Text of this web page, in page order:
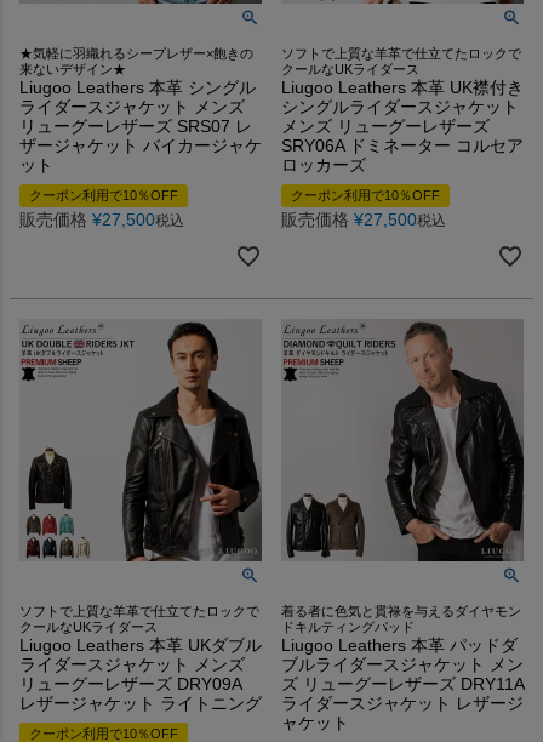
★気軽に羽織れるシープレザー×飽きの
来ないデザイン★
Liugoo Leathers 本革 シングル
ライダースジャケット メンズ
リューグーレザーズ SRS07 レ
ザージャケット バイカージャケ
ット
クーポン利用で10％OFF
販売価格 ¥27,500税込
ソフトで上質な羊革で仕立てたロックで
クールなUKライダース
Liugoo Leathers 本革 UK襟付き
シングルライダースジャケット
メンズ リューグーレザーズ
SRY06A ドミネーター コルセア
ロッカーズ
クーポン利用で10％OFF
販売価格 ¥27,500税込
ソフトで上質な羊革で仕立てたロックで
クールなUKライダース
Liugoo Leathers 本革 UKダブル
ライダースジャケット メンズ
リューグーレザーズ DRY09A
レザージャケット ライトニング
クーポン利用で10％OFF
着る者に色気と貫禄を与えるダイヤモン
ドキルティングパッド
Liugoo Leathers 本革 パッドダ
ブルライダースジャケット メン
ズ リューグーレザーズ DRY11A
ライダースジャケット レザージ
ャケット